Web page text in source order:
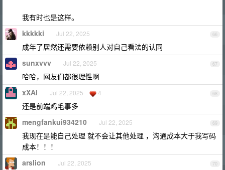
我有时也是这样。
66
kkkkki Jul 22, 2025
成年了居然还需要依赖别人对自己看法的认同
67
sunxvvv Jul 22, 2025
哈哈，网友们都很理性啊
68
xXAi Jul 22, 2025 4
还是前端鸡毛事多
69
mengfankui934210 Jul 22, 2025
我现在是能自己处理 就不会让其他处理 ，沟通成本大于我写码
成本！！！
70
arslion Jul 22, 2025